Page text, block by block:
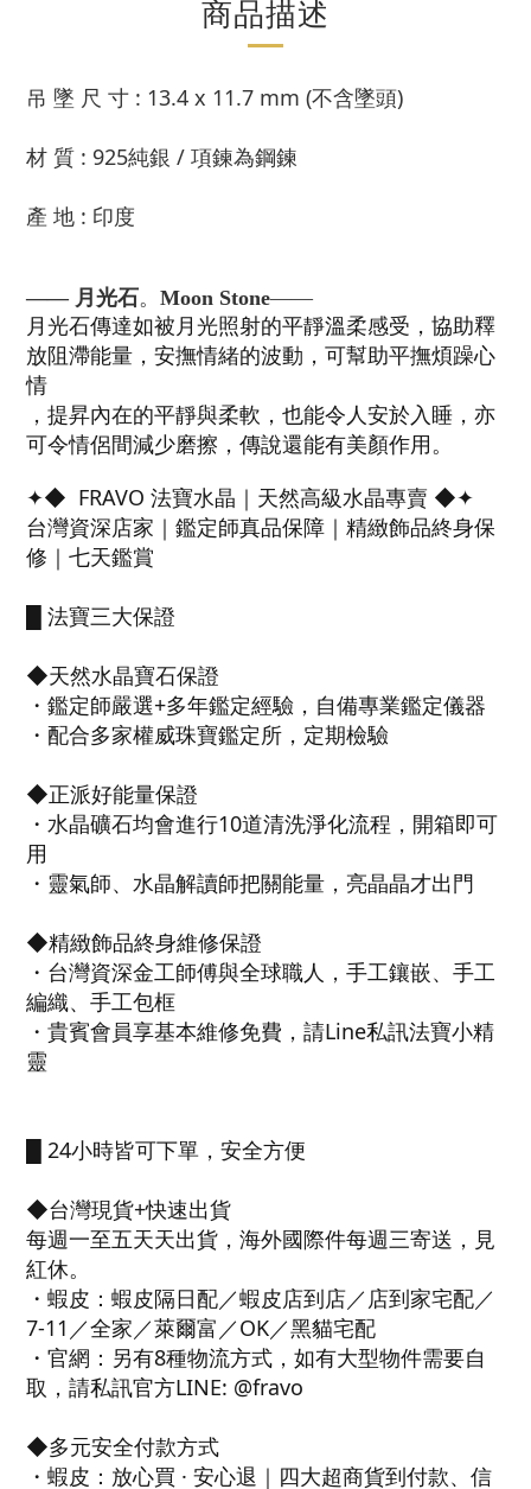
商品描述
吊 墜 尺 寸 : 13.4 x 11.7 mm (不含墜頭)
材 質 : 925純銀 / 項鍊為鋼鍊
產 地 : 印度
—— 月光石。 Moon Stone——
月光石傳達如被月光照射的平靜溫柔感受，協助釋
放阻滯能量，安撫情緒的波動，可幫助平撫煩躁心
情
，提昇內在的平靜與柔軟，也能令人安於入睡，亦
可令情侶間減少磨擦，傳說還能有美顏作用。
✦◆ FRAVO 法寶水晶｜天然高級水晶專賣 ◆✦
台灣資深店家｜鑑定師真品保障｜精緻飾品終身保
修｜七天鑑賞
█ 法寶三大保證
◆天然水晶寶石保證
・鑑定師嚴選+多年鑑定經驗，自備專業鑑定儀器
・配合多家權威珠寶鑑定所，定期檢驗
◆正派好能量保證
・水晶礦石均會進行10道清洗淨化流程，開箱即可
用
・靈氣師、水晶解讀師把關能量，亮晶晶才出門
◆精緻飾品終身維修保證
・台灣資深金工師傅與全球職人，手工鑲嵌、手工
編織、手工包框
・貴賓會員享基本維修免費，請Line私訊法寶小精
靈
█ 24小時皆可下單，安全方便
◆台灣現貨+快速出貨
每週一至五天天出貨，海外國際件每週三寄送，見
紅休。
・蝦皮：蝦皮隔日配／蝦皮店到店／店到家宅配／
7-11／全家／萊爾富／OK／黑貓宅配
・官網：另有8種物流方式，如有大型物件需要自
取，請私訊官方LINE: @fravo
◆多元安全付款方式
・蝦皮：放心買 · 安心退｜四大超商貨到付款、信